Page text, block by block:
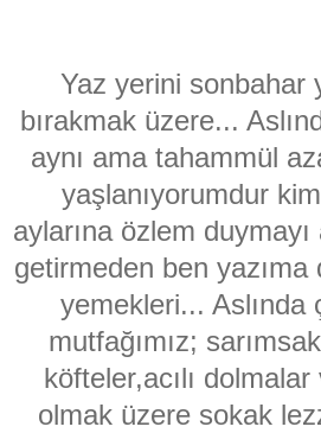
Yaz yerini sonbahar
bırakmak üzere...
aynı ama tahammül
yaşlanıyorumdur
aylarına özlem duymayı
getirmeden ben yazıma
yemekleri... Aslında
mutfağımız;
köfteler,acılı
olmak üzere sokak